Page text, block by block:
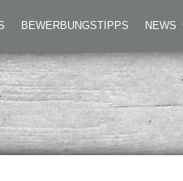
BEWERBUNGSTIPPS NEWS